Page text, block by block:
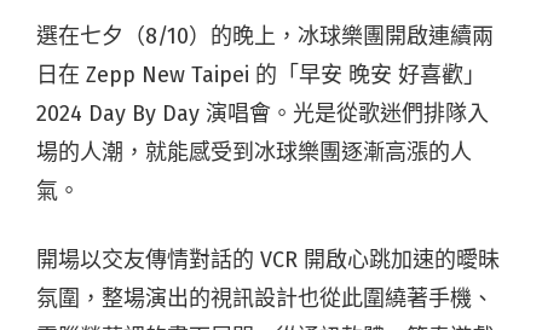
選在七夕（8/10）的晚上，冰球樂團開啟連續兩
日在 Zepp New Taipei 的「早安 晚安 好喜歡」
2024 Day By Day 演唱會。光是從歌迷們排隊入
場的人潮，就能感受到冰球樂團逐漸高漲的人
氣。
開場以交友傳情對話的 VCR 開啟心跳加速的曖昧
氛圍，整場演出的視訊設計也從此圍繞著手機、